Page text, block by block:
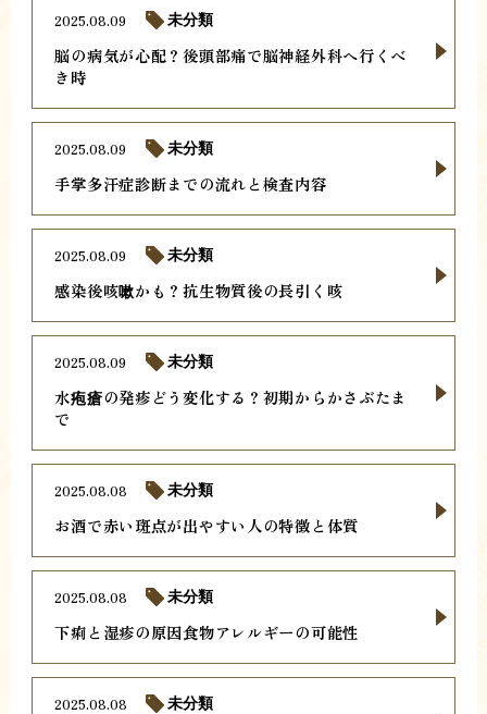
脳の病気が心配？後頭部痛で脳神経外科へ行くべ
き時
2025.08.09 未分類
手掌多汗症診断までの流れと検査内容
2025.08.09 未分類
感染後咳嗽かも？抗生物質後の長引く咳
2025.08.09 未分類
水疱瘡の発疹どう変化する？初期からかさぶたま
で
2025.08.09 未分類
お酒で赤い斑点が出やすい人の特徴と体質
2025.08.08 未分類
下痢と湿疹の原因食物アレルギーの可能性
2025.08.08 未分類
2025.08.08 未分類